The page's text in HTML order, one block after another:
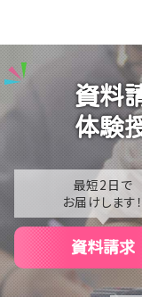
【なんば】校舎
【なんば】笑
温かいお出
【なんば】夏
2025
2024
2023
2021
2020
資料
体験
最短2日で
お届けします！
資料請求